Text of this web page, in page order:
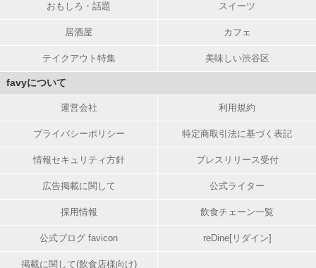
おもしろ・話題 スイーツ
居酒屋 カフェ
テイクアウト特集 美味しい渋谷区
favyについて
運営会社 利用規約
プライバシーポリシー 特定商取引法に基づく表記
情報セキュリティ方針 プレスリリース受付
広告掲載に関して 公式ライター
採用情報 飲食チェーン一覧
公式ブログ favicon reDine[リダイン]
掲載に関して(飲食店様向け)